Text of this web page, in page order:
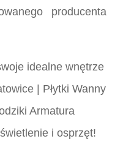
producenta
idealne wnętrze
| Płytki Wanny
Armatura
i osprzęt!